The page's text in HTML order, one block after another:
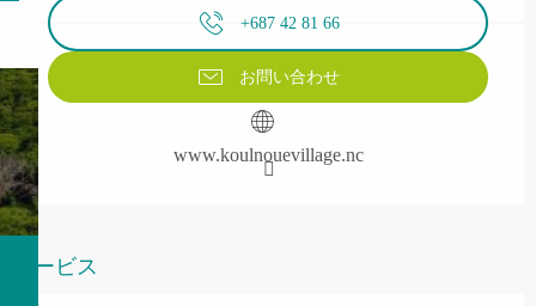
+687 42 81 66
お問い合わせ
www.koulnouevillage.nc
サービス